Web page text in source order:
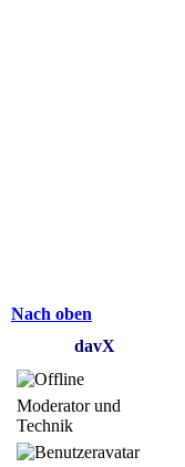
Nach oben
davX
Moderator und
Technik